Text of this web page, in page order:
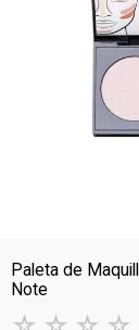
Paleta de
Note